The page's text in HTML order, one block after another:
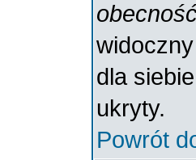
dla
ukryty.
Powrót